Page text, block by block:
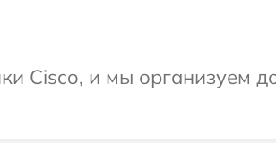
Cisco, и мы организуем